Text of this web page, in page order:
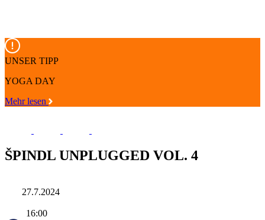
UNSER TIPP
YOGA DAY
Mehr lesen
ŠPINDL UNPLUGGED VOL. 4
27.7.2024
16:00